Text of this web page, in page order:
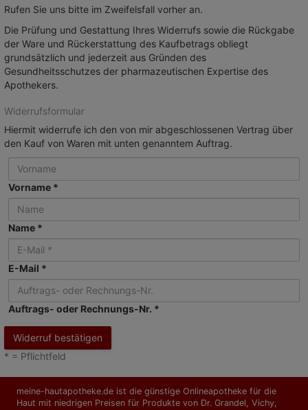
Rufen Sie uns bitte im Zweifelsfall vorher an.
Die Prüfung und Gestattung Ihres Widerrufs sowie die Rückgabe
der Ware und Rückerstattung des Kaufbetrags obliegt
grundsätzlich und jederzeit aus Gründen des
Gesundheitsschutzes der pharmazeutischen Expertise des
Apothekers.
Widerrufsformular
Hiermit widerrufe ich den von mir abgeschlossenen Vertrag über
den Kauf von Waren mit unten genanntem Auftrag.
Vorname *
Name *
E-Mail *
Auftrags- oder Rechnungs-Nr. *
Widerruf bestätigen
* = Pflichtfeld
meine-hautapotheke.de ist die günstige Onlineapotheke für die
Haut mit niedrigen Preisen für Produkte von Dr. Grandel, Vichy,